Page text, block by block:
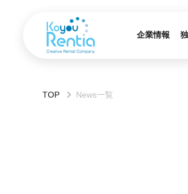
企業情報
TOP News一覧